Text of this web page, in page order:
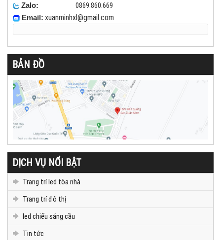
Zalo: 0869.860.669
Email: xuanminhxl@gmail.com
BẢN ĐỒ
DỊCH VỤ NỔI BẬT
Trang trí led tòa nhà
Trang trí đô thị
led chiếu sáng cầu
Tin tức